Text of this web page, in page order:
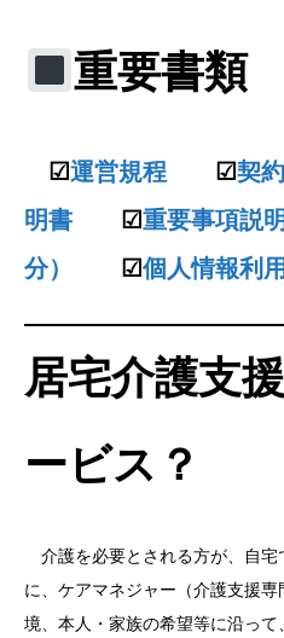
重要書類
☑運営規程 ☑契
明書 ☑重要事項説
分）
☑個人情報利
居宅介護支
ービス？
介護を必要とされる方が、自宅
に、ケアマネジャー（介護支援
境、本人・家族の希望等に沿っ